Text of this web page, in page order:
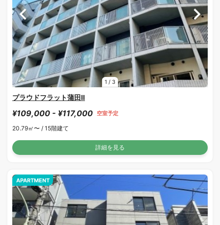
1 / 3
プラウドフラット蒲田Ⅱ
¥109,000 - ¥117,000 空室予定
20.79㎡〜 / 15階建て
詳細を見る
APARTMENT